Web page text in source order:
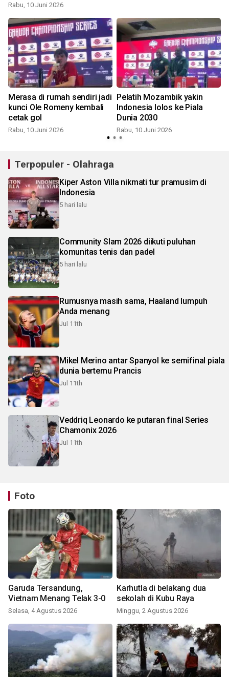
Rabu, 10 Juni 2026
Merasa di rumah sendiri jadi
kunci Ole Romeny kembali
cetak gol
Rabu, 10 Juni 2026
Pelatih Mozambik yakin
Indonesia lolos ke Piala
Dunia 2030
Rabu, 10 Juni 2026
Terpopuler - Olahraga
Kiper Aston Villa nikmati tur pramusim di
Indonesia
5 hari lalu
Community Slam 2026 diikuti puluhan
komunitas tenis dan padel
5 hari lalu
Rumusnya masih sama, Haaland lumpuh
Anda menang
Jul 11th
Mikel Merino antar Spanyol ke semifinal piala
dunia bertemu Prancis
Jul 11th
Veddriq Leonardo ke putaran final Series
Chamonix 2026
Jul 11th
Foto
Garuda Tersandung,
Vietnam Menang Telak 3-0
Selasa, 4 Agustus 2026
Karhutla di belakang dua
sekolah di Kubu Raya
Minggu, 2 Agustus 2026